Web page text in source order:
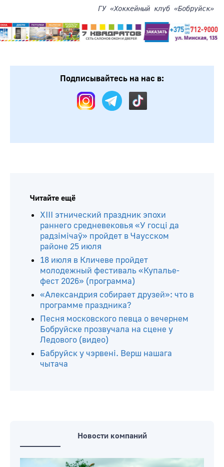
ГУ «Хоккейный клуб «Бобруйск»
Подписывайтесь на нас в:
Читайте ещё
ХIII этнический праздник эпохи
раннего средневековья «У госці да
радзімічаў» пройдет в Чаусском
районе 25 июля
18 июля в Кличеве пройдет
молодежный фестиваль «Купалье-
фест 2026» (программа)
«Александрия собирает друзей»: что в